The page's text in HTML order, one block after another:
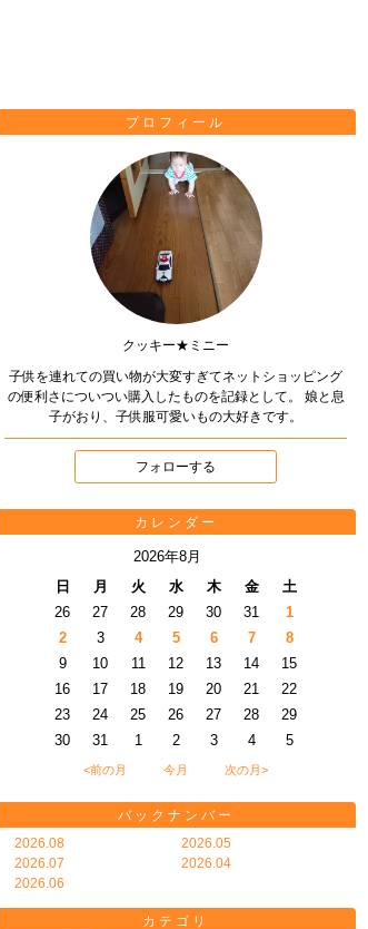
プロフィール
クッキー★ミニー
子供を連れての買い物が大変すぎてネットショッピング
の便利さについつい購入したものを記録として。 娘と息
子がおり、子供服可愛いもの大好きです。
フォローする
カレンダー
2026年8月
日
月 火 水 木 金
土
26
27 28 29 30 31
1
2
3 4 5 6 7
8
9
10 11 12 13 14
15
16
17 18 19 20 21
22
23
24 25 26 27 28
29
30
31 1 2 3 4 5
<前の月 今月 次の月>
バックナンバー
2026.08
2026.07
2026.06
2026.05
2026.04
カテゴリ